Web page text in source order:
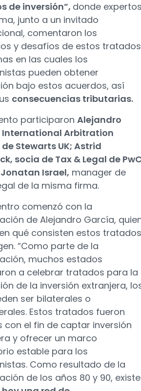
de inversión”, donde
junto a un invitado
comentaron los
y desafíos de estos
en las cuales los
pueden obtener
bajo estos acuerdos, así
consecuencias tributarias.
participaron Alejandro
International Arbitration
Stewarts UK; Astrid
socia de Tax & Legal de
Israel, manager de
de la misma firma.
comenzó con la
de Alejandro García,
qué consisten estos tratados
“Como parte de la
muchos estados
a celebrar tratados para la
de la inversión extranjera,
ser bilaterales o
Estos tratados fueron
con el fin de captar inversión
y ofrecer un marco
estable para los
Como resultado de la
de los años 80 y 90, existe